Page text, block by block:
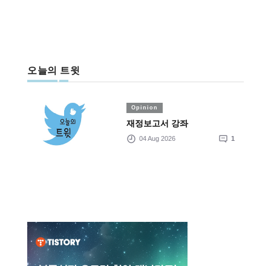
오늘의 트윗
Opinion
재정보고서 강좌
04 Aug 2026 1